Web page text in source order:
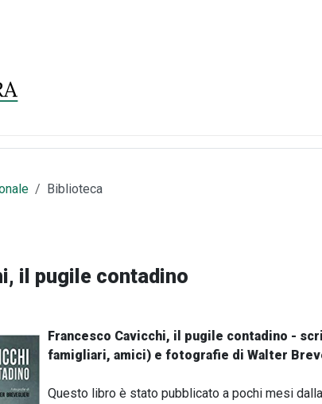
Biblioteca
il pugile contadino
Francesco Cavicchi, il pugile contadino -
famigliari, amici) e fotografie di Walter
Questo libro è stato pubblicato a pochi mesi